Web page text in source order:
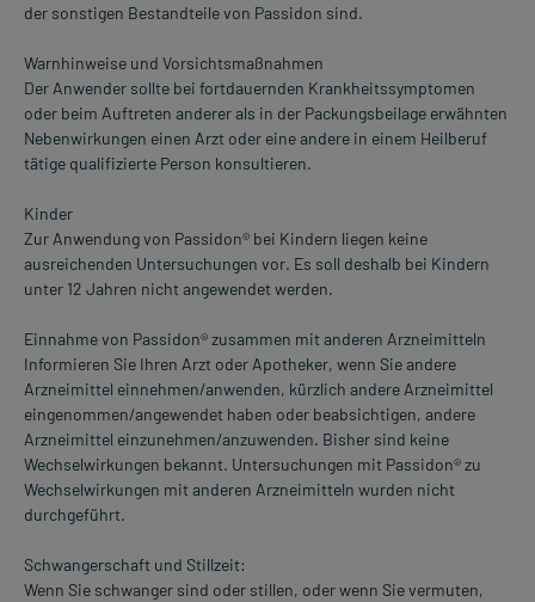
der sonstigen Bestandteile von Passidon sind.
Warnhinweise und Vorsichtsmaßnahmen
Der Anwender sollte bei fortdauernden Krankheitssymptomen
oder beim Auftreten anderer als in der Packungsbeilage erwähnten
Nebenwirkungen einen Arzt oder eine andere in einem Heilberuf
tätige qualifizierte Person konsultieren.
Kinder
Zur Anwendung von Passidon® bei Kindern liegen keine
ausreichenden Untersuchungen vor. Es soll deshalb bei Kindern
unter 12 Jahren nicht angewendet werden.
Einnahme von Passidon® zusammen mit anderen Arzneimitteln
Informieren Sie Ihren Arzt oder Apotheker, wenn Sie andere
Arzneimittel einnehmen/anwenden, kürzlich andere Arzneimittel
eingenommen/angewendet haben oder beabsichtigen, andere
Arzneimittel einzunehmen/anzuwenden. Bisher sind keine
Wechselwirkungen bekannt. Untersuchungen mit Passidon® zu
Wechselwirkungen mit anderen Arzneimitteln wurden nicht
durchgeführt.
Schwangerschaft und Stillzeit:
Wenn Sie schwanger sind oder stillen, oder wenn Sie vermuten,